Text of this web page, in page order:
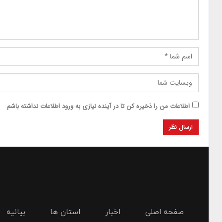
اطلاعات من را ذخیره کن تا در آینده نیازی به ورود اطلاعات نداشته باشم
صفحه اصلی اخبار استان ها بیانیه